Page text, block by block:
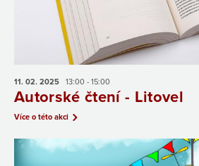
11. 02. 2025 13:00 - 15:00
Autorské čtení - Litovel
Více o této akci